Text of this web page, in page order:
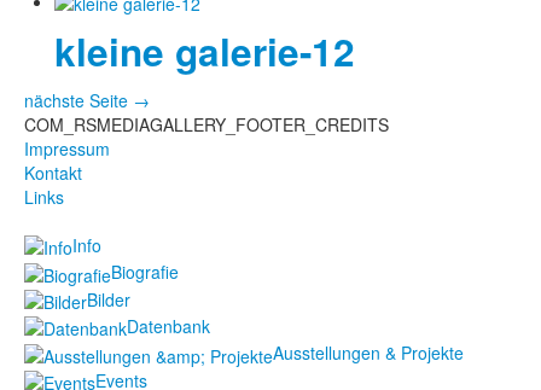
Sammlungen
kleine galerie-12
nächste Seite →
COM_RSMEDIAGALLERY_FOOTER_CREDITS
Impressum
Kontakt
Links
Info
Biografie
Bilder
Datenbank
Ausstellungen & Projekte
Events